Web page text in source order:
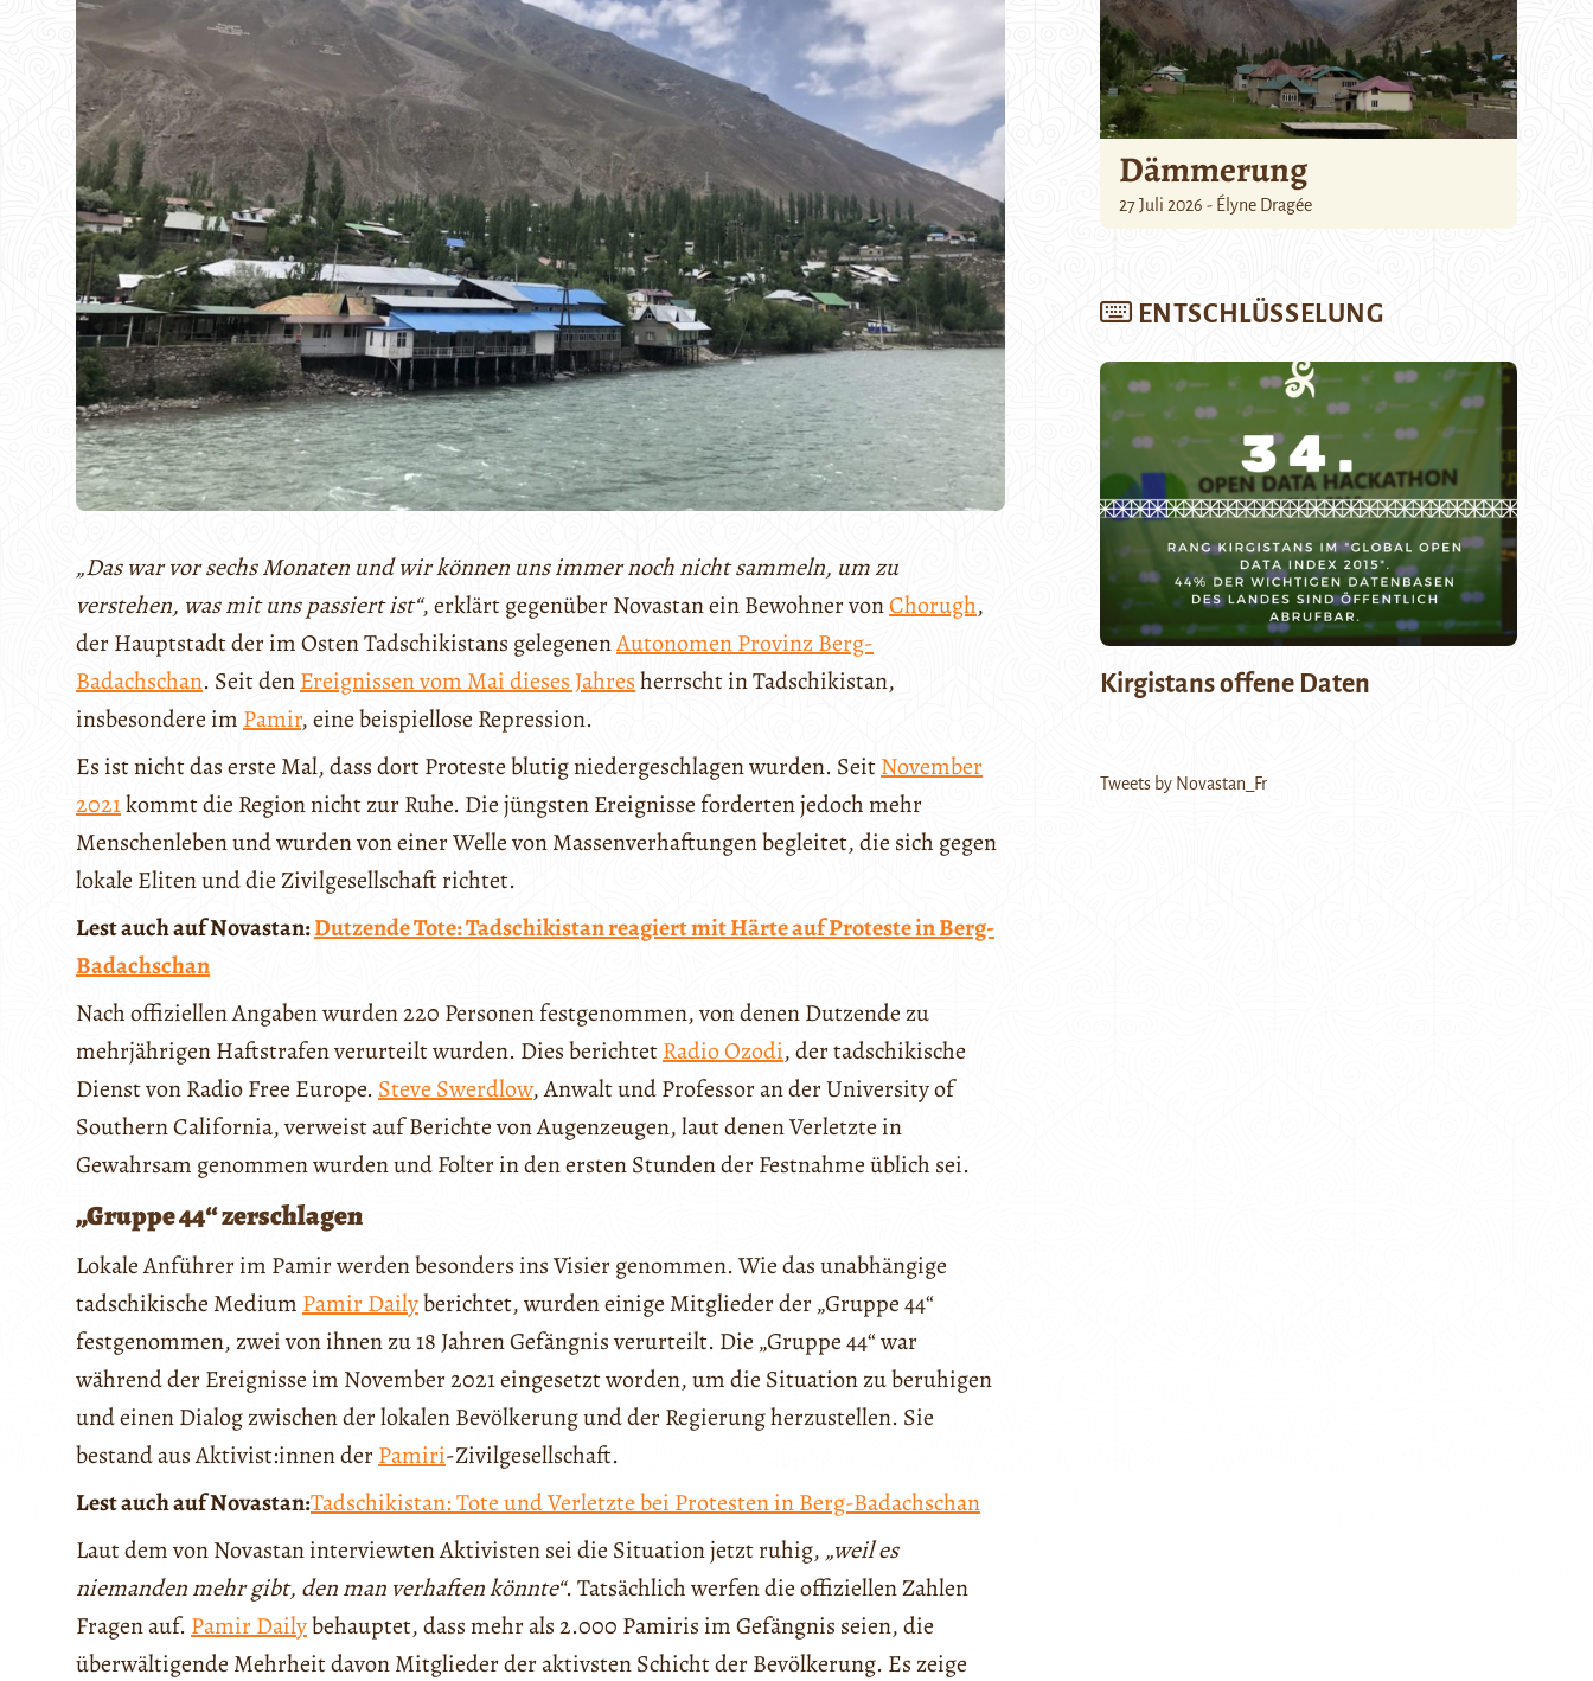
„Das war vor sechs Monaten und wir können uns immer noch nicht sammeln, um zu
verstehen, was mit uns passiert ist“, erklärt gegenüber Novastan ein Bewohner vonChorugh,
der Hauptstadt der im Osten Tadschikistans gelegenenAutonomen Provinz Berg-
Badachschan. Seit denEreignissen vom Mai dieses Jahresherrscht in Tadschikistan,
insbesondere im Pamir, eine beispiellose Repression.
Es ist nicht das erste Mal, dass dort Proteste blutig niedergeschlagen wurden. SeitNovember
2021kommt die Region nicht zur Ruhe. Die jüngsten Ereignisse forderten jedoch mehr
Menschenleben und wurden von einer Welle von Massenverhaftungen begleitet, die sich gegen
lokale Eliten und die Zivilgesellschaft richtet.
Lest auch auf Novastan:Dutzende Tote: Tadschikistan reagiert mit Härte auf Proteste in Berg-
Badachschan
Nach offiziellen Angaben wurden 220 Personen festgenommen, von denen Dutzende zu
mehrjährigen Haftstrafen verurteilt wurden. Dies berichtetRadio Ozodi, der tadschikische
Dienst von Radio Free Europe. Steve Swerdlow, Anwalt und Professor an der University of
Southern California, verweist auf Berichte von Augenzeugen, laut denen Verletzte in
Gewahrsam genommen wurden und Folter in den ersten Stunden der Festnahme üblich sei.
„Gruppe 44“ zerschlagen
Lokale Anführer im Pamir werden besonders ins Visier genommen. Wie das unabhängige
tadschikische Medium Pamir Dailyberichtet, wurden einige Mitglieder der „Gruppe 44“
festgenommen, zwei von ihnen zu 18 Jahren Gefängnis verurteilt. Die „Gruppe 44“ war
während der Ereignisse im November 2021 eingesetzt worden, um die Situation zu beruhigen
und einen Dialog zwischen der lokalen Bevölkerung und der Regierung herzustellen. Sie
bestand aus Aktivist:innen derPamiri-Zivilgesellschaft.
Lest auch auf Novastan:Tadschikistan: Tote und Verletzte bei Protesten in Berg-Badachschan
Laut dem von Novastan interviewten Aktivisten sei die Situation jetzt ruhig, „weil es
niemanden mehr gibt, den man verhaften könnte“. Tatsächlich werfen die offiziellen Zahlen
Fragen auf. Pamir Dailybehauptet, dass mehr als 2.000 Pamiris im Gefängnis seien, die
überwältigende Mehrheit davon Mitglieder der aktivsten Schicht der Bevölkerung. Es zeige
Dämmerung
27 Juli 2026 - Élyne Dragée
ENTSCHLÜSSELUNG
Kirgistans offene Daten
Tweets by Novastan_Fr